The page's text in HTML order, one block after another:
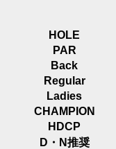
HOLE
PAR
Back
Regular
Ladies
CHAMPION
HDCP
D・N推奨